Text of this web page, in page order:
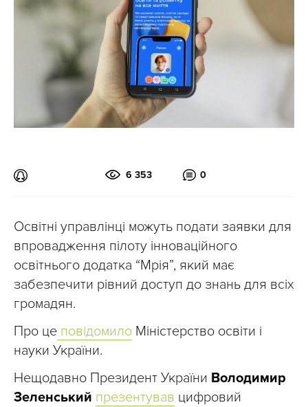
6 353 0
Освітні управлінці можуть подати заявки для
впровадження пілоту інноваційного
освітнього додатка “Мрія”, який має
забезпечити рівний доступ до знань для всіх
громадян.
Про це повідомило Міністерство освіти і
науки України.
Нещодавно Президент України Володимир
Зеленський презентував цифровий